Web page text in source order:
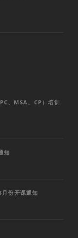
、MSA、CP）培训
知
份开课通知